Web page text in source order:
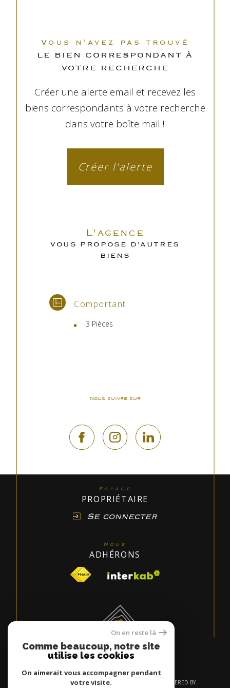
Vous n'avez pas trouvé
LE BIEN CORRESPONDANT À
VOTRE RECHERCHE
Créer une alerte email et recevez les
biens correspondants à votre recherche
dans votre boîte mail !
Créer l'alerte
L'agence
VOUS PROPOSE D'AUTRES
BIENS
Comportant
3 Pièces
Nous suivre sur
Espace
PROPRIÉTAIRE
Se connecter
Nous
ADHÉRONS
© 2026 | TOUS DROITS RÉSERVÉS | TRADUCTION POWERED BY
On en reste là
Comme beaucoup, notre site
utilise les cookies
On aimerait vous accompagner pendant
votre visite.